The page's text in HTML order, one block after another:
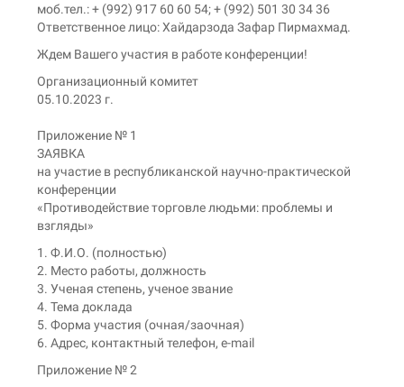
моб.тел.: + (992) 917 60 60 54; + (992) 501 30 34 36
Ответственное лицо: Хайдарзода Зафар Пирмахмад.
Ждем Вашего участия в работе конференции!
Организационный комитет
05.10.2023 г.
Приложение № 1
ЗАЯВКА
на участие в республиканской научно-практической
конференции
«Противодействие торговле людьми: проблемы и
взгляды»
1. Ф.И.О. (полностью)
2. Место работы, должность
3. Ученая степень, ученое звание
4. Тема доклада
5. Форма участия (очная/заочная)
6. Адрес, контактный телефон, e-mail
Приложение № 2